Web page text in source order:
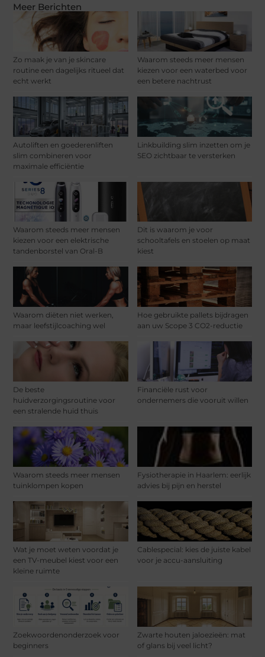
Meer Berichten
Zo maak je van je skincare
routine een dagelijks ritueel dat
echt werkt
Waarom steeds meer mensen
kiezen voor een waterbed voor
een betere nachtrust
Autoliften en goederenliften
slim combineren voor
maximale efficiëntie
Linkbuilding slim inzetten om je
SEO zichtbaar te versterken
Waarom steeds meer mensen
kiezen voor een elektrische
tandenborstel van Oral-B
Dit is waarom je voor
schooltafels en stoelen op maat
kiest
Waarom diëten niet werken,
maar leefstijlcoaching wel
Hoe gebruikte pallets bijdragen
aan uw Scope 3 CO2-reductie
De beste
huidverzorgingsroutine voor
een stralende huid thuis
Financiële rust voor
ondernemers die vooruit willen
Waarom steeds meer mensen
tuinklompen kopen
Fysiotherapie in Haarlem: eerlijk
advies bij pijn en herstel
Wat je moet weten voordat je
een TV-meubel kiest voor een
kleine ruimte
Cablespecial: kies de juiste kabel
voor je accu-aansluiting
Zoekwoordenonderzoek voor
beginners
Zwarte houten jaloezieën: mat
of glans bij veel licht?